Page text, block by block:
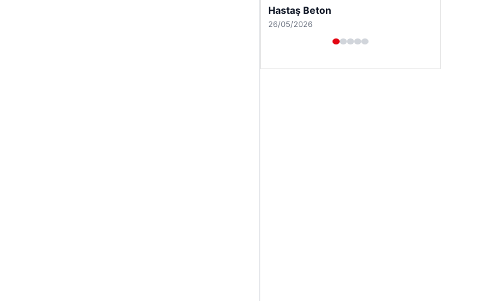
Enes Kaplan Avukatlık Bürosu
28/04/2026